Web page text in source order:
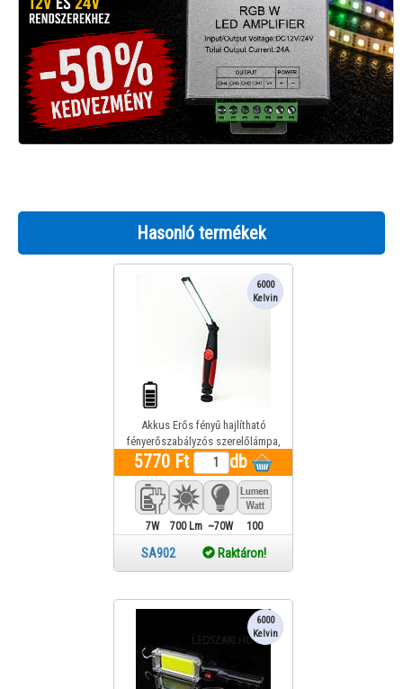
Hasonló termékek
6000
Kelvin
Akkus Erős fényű hajlítható
fényerőszabályzós szerelőlámpa,
mágneses talp, felakasztható, 7W
COB LED
5770 Ft db
7W 700 Lm ~70W 100
SA902 Raktáron!
6000
Kelvin